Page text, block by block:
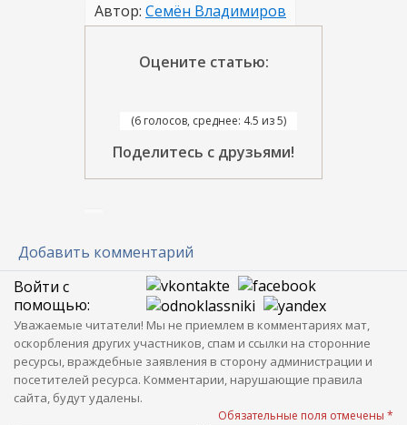
Автор: Семён Владимиров
Оцените статью:
(6 голосов, среднее: 4.5 из 5)
Поделитесь с друзьями!
Добавить комментарий
Войти с
помощью:
Уважаемые читатели! Мы не приемлем в комментариях мат,
оскорбления других участников, спам и ссылки на сторонние
ресурсы, враждебные заявления в сторону администрации и
посетителей ресурса. Комментарии, нарушающие правила
сайта, будут удалены.
Обязательные поля отмечены *